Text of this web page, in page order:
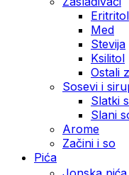
Eritritol
Med
Stevija
Ksilitol
Ostali
Sosevi i
Slatki
Slani
Arome
Začini i so
Pića